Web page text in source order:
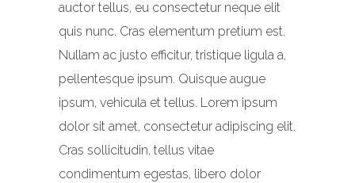
auctor tellus, eu consectetur neque elit
quis nunc. Cras elementum pretium est.
Nullam ac justo efficitur, tristique ligula a,
pellentesque ipsum. Quisque augue
ipsum, vehicula et tellus. Lorem ipsum
dolor sit amet, consectetur adipiscing elit.
Cras sollicitudin, tellus vitae
condimentum egestas, libero dolor